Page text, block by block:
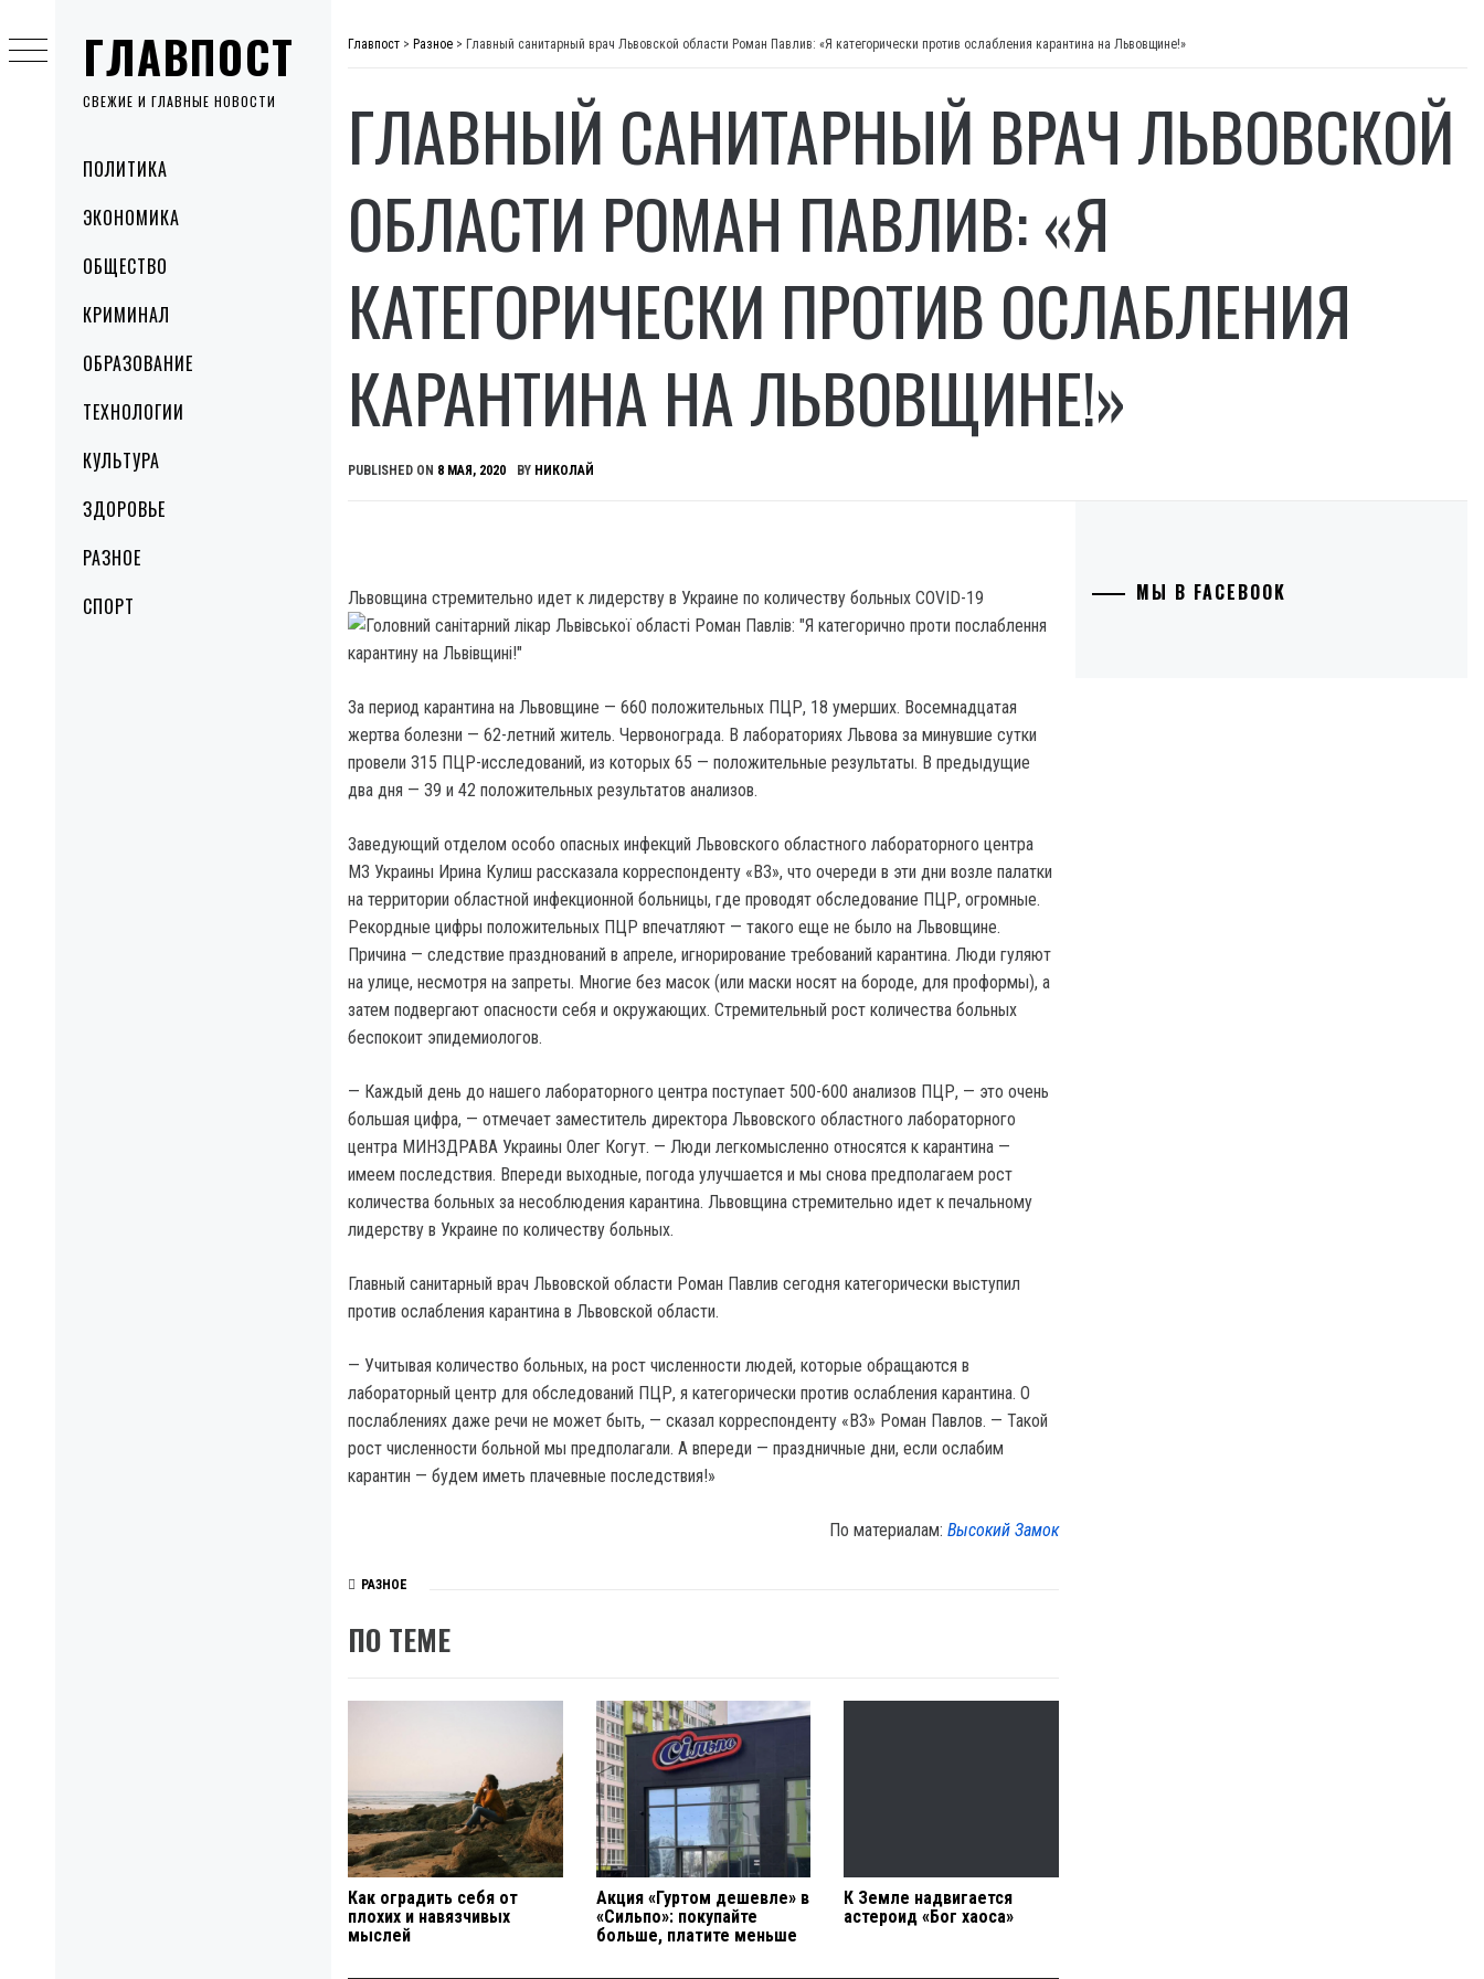
ГЛАВПОСТ
СВЕЖИЕ И ГЛАВНЫЕ НОВОСТИ
MenuПОЛИТИКА
ЭКОНОМИКА
ОБЩЕСТВО
КРИМИНАЛ
ОБРАЗОВАНИЕ
ТЕХНОЛОГИИ
КУЛЬТУРА
ЗДОРОВЬЕ
РАЗНОЕ
СПОРТ
to
content
Главпост > Разное > Главный санитарный врач Львовской области Роман Павлив: «Я категорически против ослабления карантина на Львовщине!»
ГЛАВНЫЙ САНИТАРНЫЙ ВРАЧ ЛЬВОВСКОЙ
ОБЛАСТИ РОМАН ПАВЛИВ: «Я
КАТЕГОРИЧЕСКИ ПРОТИВ ОСЛАБЛЕНИЯ
КАРАНТИНА НА ЛЬВОВЩИНЕ!»
PUBLISHED ON 8 МАЯ, 2020 BY НИКОЛАЙ
Львовщина стремительно идет к лидерству в Украине по количеству больных COVID-19
За период карантина на Львовщине — 660 положительных ПЦР, 18 умерших. Восемнадцатая
жертва болезни — 62-летний житель. Червонограда. В лабораториях Львова за минувшие сутки
провели 315 ПЦР-исследований, из которых 65 — положительные результаты. В предыдущие
два дня — 39 и 42 положительных результатов анализов.
Заведующий отделом особо опасных инфекций Львовского областного лабораторного центра
МЗ Украины Ирина Кулиш рассказала корреспонденту «ВЗ», что очереди в эти дни возле палатки
на территории областной инфекционной больницы, где проводят обследование ПЦР, огромные.
Рекордные цифры положительных ПЦР впечатляют — такого еще не было на Львовщине.
Причина — следствие празднований в апреле, игнорирование требований карантина. Люди гуляют
на улице, несмотря на запреты. Многие без масок (или маски носят на бороде, для проформы), а
затем подвергают опасности себя и окружающих. Стремительный рост количества больных
беспокоит эпидемиологов.
— Каждый день до нашего лабораторного центра поступает 500-600 анализов ПЦР, — это очень
большая цифра, — отмечает заместитель директора Львовского областного лабораторного
центра МИНЗДРАВА Украины Олег Когут. — Люди легкомысленно относятся к карантина —
имеем последствия. Впереди выходные, погода улучшается и мы снова предполагаем рост
количества больных за несоблюдения карантина. Львовщина стремительно идет к печальному
лидерству в Украине по количеству больных.
Главный санитарный врач Львовской области Роман Павлив сегодня категорически выступил
против ослабления карантина в Львовской области.
— Учитывая количество больных, на рост численности людей, которые обращаются в
лабораторный центр для обследований ПЦР, я категорически против ослабления карантина. О
послаблениях даже речи не может быть, — сказал корреспонденту «ВЗ» Роман Павлов. — Такой
рост численности больной мы предполагали. А впереди — праздничные дни, если ослабим
карантин — будем иметь плачевные последствия!»
По материалам:Высокий Замок
РАЗНОЕ
ПО ТЕМЕ
Как оградить себя от
плохих и навязчивых
мыслей
Акция «Гуртом дешевле» в
«Сильпо»: покупайте
больше, платите меньше
К Земле надвигается
астероид «Бог хаоса»
МЫ В FACEBOOK